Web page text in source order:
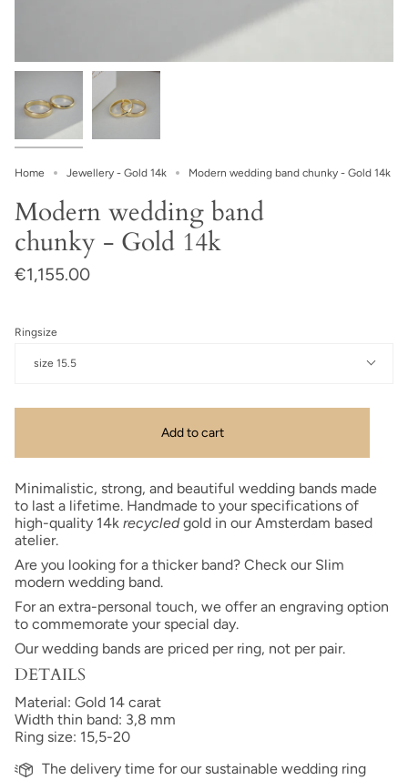
Home Jewellery - Gold 14k Modern wedding band chunky - Gold 14k
Modern wedding band
chunky - Gold 14k
€1,155.00
Ringsize
size 15.5
Add to cart
Minimalistic, strong, and beautiful wedding bands made
to last a lifetime. Handmade to your specifications of
high-quality 14k recycledgold in our Amsterdam based
atelier.
Are you looking for a thicker band? Check our Slim
modern wedding band.
For an extra-personal touch, we offer an engraving option
to commemorate your special day.
Our wedding bands are priced per ring, not per pair.
DETAILS
Material: Gold 14 carat
Width thin band: 3,8 mm
Ring size: 15,5-20
The delivery time for our sustainable wedding ring